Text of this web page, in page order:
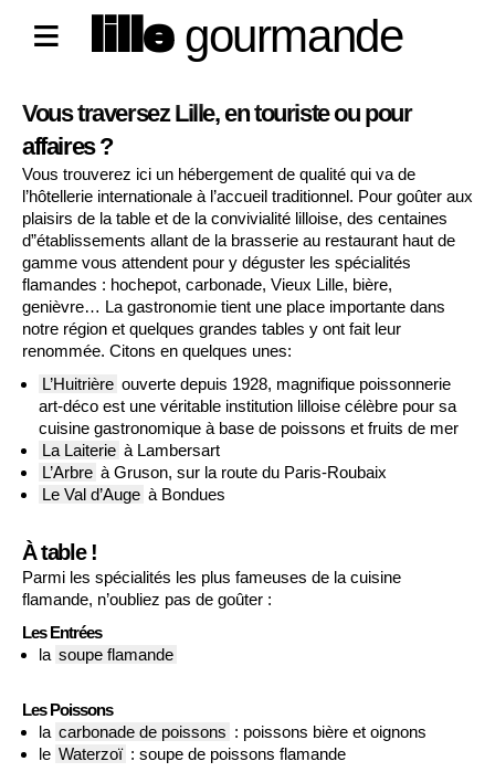
lille gourmande
Vous traversez Lille, en touriste ou pour
affaires ?
Vous trouverez ici un hébergement de qualité qui va de
l’hôtellerie internationale à l’accueil traditionnel. Pour goûter aux
plaisirs de la table et de la convivialité lilloise, des centaines
d”établissements allant de la brasserie au restaurant haut de
gamme vous attendent pour y déguster les spécialités
flamandes : hochepot, carbonade, Vieux Lille, bière,
genièvre… La gastronomie tient une place importante dans
notre région et quelques grandes tables y ont fait leur
renommée. Citons en quelques unes:
L’Huitrière ouverte depuis 1928, magnifique poissonnerie
art-déco est une véritable institution lilloise célèbre pour sa
cuisine gastronomique à base de poissons et fruits de mer
La Laiterie à Lambersart
L’Arbre à Gruson, sur la route du Paris-Roubaix
Le Val d’Auge à Bondues
À table !
Parmi les spécialités les plus fameuses de la cuisine
flamande, n’oubliez pas de goûter :
Les Entrées
la soupe flamande
Les Poissons
la carbonade de poissons : poissons bière et oignons
le Waterzoï : soupe de poissons flamande